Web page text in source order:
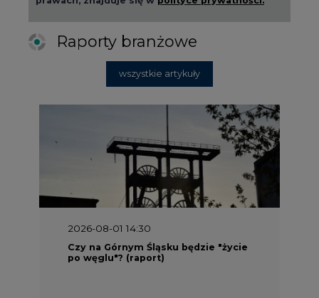
Raporty branżowe
wszystkie artykuły
2026-08-01 14:30
Czy na Górnym Śląsku będzie "życie
po węglu"? (raport)